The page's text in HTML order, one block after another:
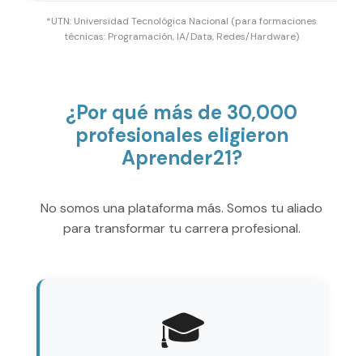
*UTN: Universidad Tecnológica Nacional (para formaciones
técnicas: Programación, IA/Data, Redes/Hardware)
¿Por qué más de 30,000
profesionales eligieron
Aprender21?
No somos una plataforma más. Somos tu aliado
para transformar tu carrera profesional.
🎓